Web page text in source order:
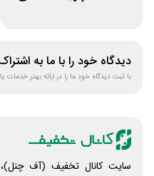
دیدگاه خود را با ما به
با ثبت دیدگاه خود ما را در ارائه بهتر خدمات
سایت کانال تخفیف (آف